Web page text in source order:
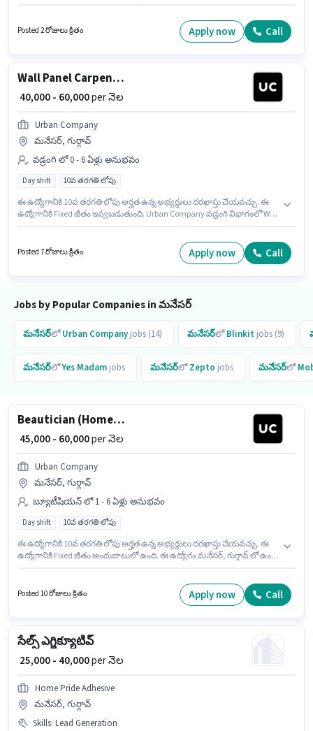
Posted 2 రోజులు క్రితం Apply now Call
Wall Panel Carpenter
₹ 40,000 - 60,000per నెల
Urban Company
మనేసర్, గుర్గావ్
వడ్రంగి లో 0 - 6 ఏళ్లు అనుభవం
Day shift 10వ తరగతి లోపు
ఈ ఉద్యోగానికి 10వ తరగతి లోపు అర్హత ఉన్న అభ్యర్థులు దరఖాస్తు చేయవచ్చు. ఈ
ఉద్యోగానికి Fixed జీతం ఇవ్వబడుతుంది. Urban Company వడ్రంగి విభాగంలో Wall
వారానికి 6 days working ఉంటాయి. ఈ ఉద్యోగం 0 - 6 ఏళ్లు సంవత్సరాల అనుభవం
ఉన్న వారికి కోసం అనుకూలంగా ఉంటుంది. మీరు నెలకు ₹60000 వరకు
Posted 7 రోజులు క్రితం Apply now Call
Jobs by Popular Companies in మనేసర్
మనేసర్లోUrban Companyjobs (14) మనేసర్లోBlinkit jobs (9)
మనేసర్లోYes Madam jobs మనేసర్లోZepto jobs మనేసర్లో
Beautician (Home Services)
₹ 45,000 - 60,000per నెల
Urban Company
మనేసర్, గుర్గావ్
బ్యూటీషియన్ లో 1 - 6 ఏళ్లు అనుభవం
Day shift 10వ తరగతి లోపు
ఈ ఉద్యోగానికి 10వ తరగతి లోపు అర్హత ఉన్న అభ్యర్థులు దరఖాస్తు చేయవచ్చు. ఈ
ఉద్యోగానికి Fixed జీతం అందుబాటులో ఉంది. ఈ ఉద్యోగం మనేసర్, గుర్గావ్ లో ఉంది.
Services) గా చేరండి. ఈ ఉద్యోగం Full Time ప్రాతిపదికపై, DAY shift మరియు
Posted 10 రోజులు క్రితం Apply now Call
సేల్స్ ఎగ్జిక్యూటివ్
₹ 25,000 - 40,000per నెల
Home Pride Adhesive
మనేసర్, గుర్గావ్
Skills: Lead Generation